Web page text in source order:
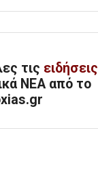
τις ειδήσεις
ΝΕΑ από το